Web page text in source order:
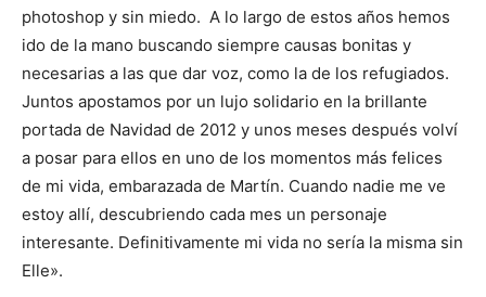
photoshop y sin miedo. A lo largo de estos años hemos
ido de la mano buscando siempre causas bonitas y
necesarias a las que dar voz, como la de los refugiados.
Juntos apostamos por un lujo solidario en la brillante
portada de Navidad de 2012 y unos meses después volví
a posar para ellos en uno de los momentos más felices
de mi vida, embarazada de Martín. Cuando nadie me ve
estoy allí, descubriendo cada mes un personaje
interesante. Definitivamente mi vida no sería la misma sin
Elle».